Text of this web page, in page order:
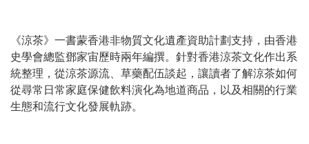
《涼茶》一書蒙香港非物質文化遺產資助計劃支持，由香港
史學會總監鄧家宙歷時兩年編撰。針對香港涼茶文化作出系
統整理，從涼茶源流、草藥配伍談起，讓讀者了解涼茶如何
從尋常日常家庭保健飲料演化為地道商品，以及相關的行業
生態和流行文化發展軌跡。